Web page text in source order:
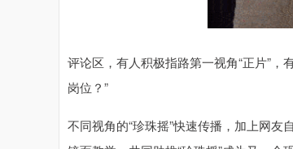
评论区，有人积极指路第一视角“正片”，
岗位？”
不同视角的“珍珠摇”快速传播，加上网友